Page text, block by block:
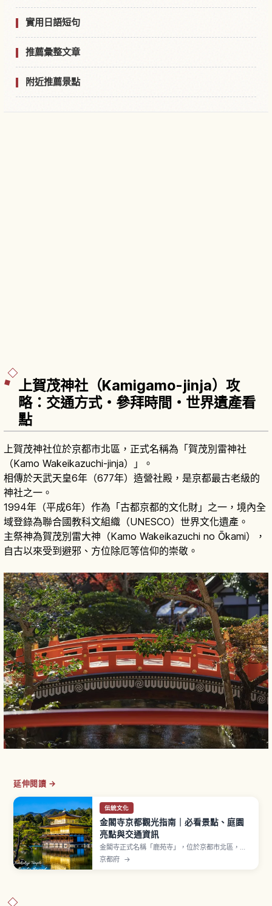
實用日語短句
推薦彙整文章
附近推薦景點
上賀茂神社（Kamigamo-jinja）攻
略：交通方式・參拜時間・世界遺產看
點
上賀茂神社位於京都市北區，正式名稱為「賀茂別雷神社
（Kamo Wakeikazuchi-jinja）」。
相傳於天武天皇6年（677年）造營社殿，是京都最古老級的
神社之一。
1994年（平成6年）作為「古都京都的文化財」之一，境內全
域登錄為聯合國教科文組織（UNESCO）世界文化遺產。
主祭神為賀茂別雷大神（Kamo Wakeikazuchi no Ōkami），
自古以來受到避邪、方位除厄等信仰的崇敬。
延伸閱讀 →
伝統文化
金閣寺京都觀光指南｜必看景點、庭園
亮點與交通資訊
金閣寺正式名稱「鹿苑寺」，位於京都市北區，相
傳室町時代足利義滿營建北山殿並建立覆以金箔的
京都府 →